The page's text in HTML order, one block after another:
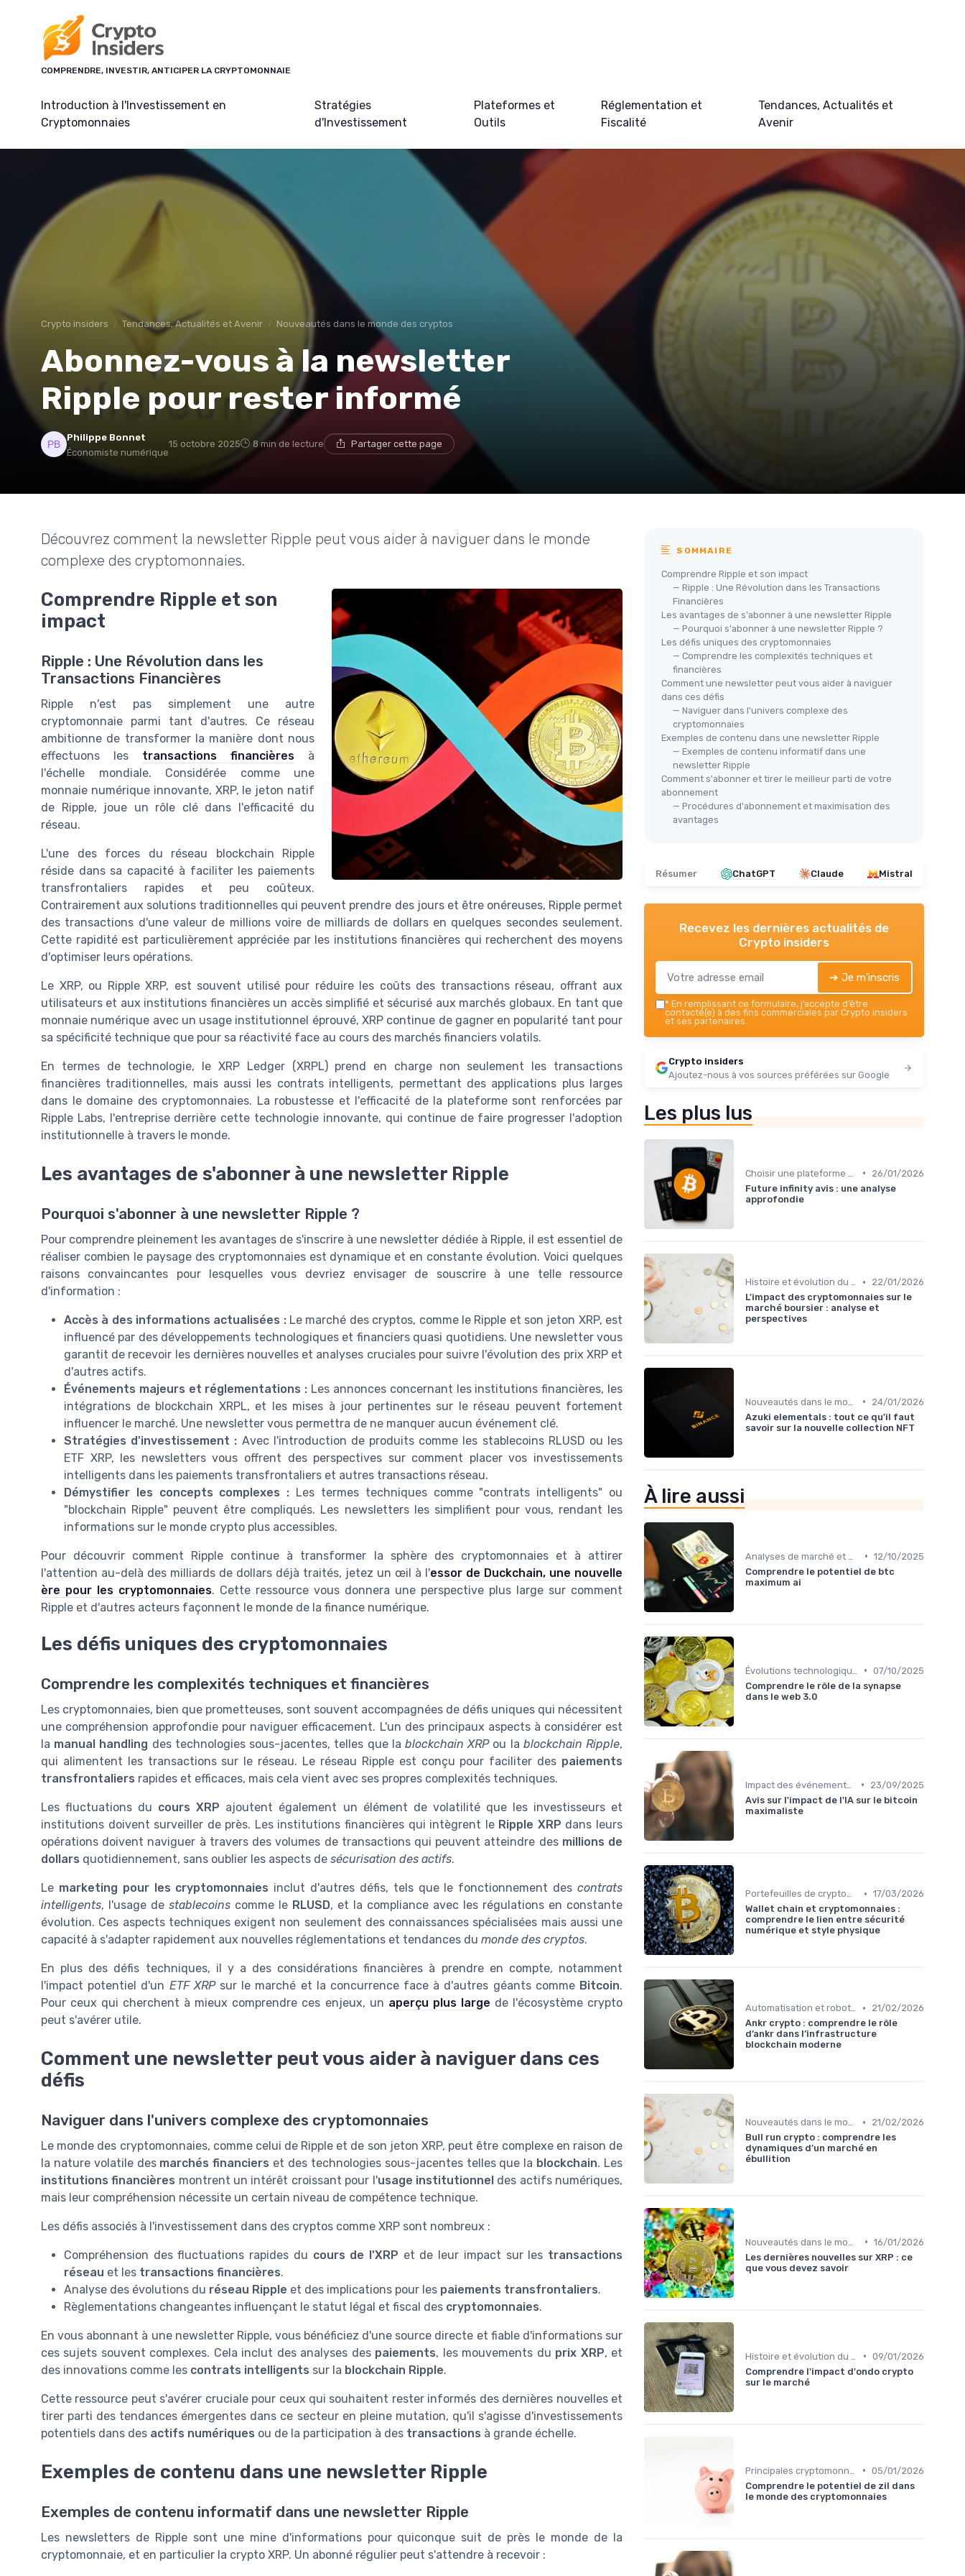
COMPRENDRE, INVESTIR, ANTICIPER LA CRYPTOMONNAIE
Introduction à l'Investissement en
Cryptomonnaies
Stratégies
d'Investissement
Plateformes et
Outils
Réglementation et
Fiscalité
Tendances, Actualités et
Avenir
Crypto insiders Tendances, Actualités et Avenir Nouveautés dans le monde des cryptos
Abonnez-vous à la newsletter
Ripple pour rester informé
Philippe Bonnet
Économiste numérique
15 octobre 2025 8 min de lecture Partager cette page
Découvrez comment la newsletter Ripple peut vous aider à naviguer dans le monde
complexe des cryptomonnaies.
Comprendre Ripple et son
impact
Ripple : Une Révolution dans les
Transactions Financières
Ripple n'est pas simplement une autre
cryptomonnaie parmi tant d'autres. Ce réseau
ambitionne de transformer la manière dont nous
effectuons les transactions financières à
l'échelle mondiale. Considérée comme une
monnaie numérique innovante, XRP, le jeton natif
de Ripple, joue un rôle clé dans l'efficacité du
réseau.
L'une des forces du réseau blockchain Ripple
réside dans sa capacité à faciliter les paiements
transfrontaliers rapides et peu coûteux.
Contrairement aux solutions traditionnelles qui peuvent prendre des jours et être onéreuses, Ripple permet
des transactions d'une valeur de millions voire de milliards de dollars en quelques secondes seulement.
Cette rapidité est particulièrement appréciée par les institutions financières qui recherchent des moyens
d'optimiser leurs opérations.
Le XRP, ou Ripple XRP, est souvent utilisé pour réduire les coûts des transactions réseau, offrant aux
utilisateurs et aux institutions financières un accès simplifié et sécurisé aux marchés globaux. En tant que
monnaie numérique avec un usage institutionnel éprouvé, XRP continue de gagner en popularité tant pour
sa spécificité technique que pour sa réactivité face au cours des marchés financiers volatils.
En termes de technologie, le XRP Ledger (XRPL) prend en charge non seulement les transactions
financières traditionnelles, mais aussi les contrats intelligents, permettant des applications plus larges
dans le domaine des cryptomonnaies. La robustesse et l'efficacité de la plateforme sont renforcées par
Ripple Labs, l'entreprise derrière cette technologie innovante, qui continue de faire progresser l'adoption
institutionnelle à travers le monde.
Les avantages de s'abonner à une newsletter Ripple
Pourquoi s'abonner à une newsletter Ripple ?
Pour comprendre pleinement les avantages de s'inscrire à une newsletter dédiée à Ripple, il est essentiel de
réaliser combien le paysage des cryptomonnaies est dynamique et en constante évolution. Voici quelques
raisons convaincantes pour lesquelles vous devriez envisager de souscrire à une telle ressource
d'information :
Accès à des informations actualisées :Le marché des cryptos, comme le Ripple et son jeton XRP, est
influencé par des développements technologiques et financiers quasi quotidiens. Une newsletter vous
garantit de recevoir les dernières nouvelles et analyses cruciales pour suivre l'évolution des prix XRP et
d'autres actifs.
Événements majeurs et réglementations : Les annonces concernant les institutions financières, les
intégrations de blockchain XRPL, et les mises à jour pertinentes sur le réseau peuvent fortement
influencer le marché. Une newsletter vous permettra de ne manquer aucun événement clé.
Stratégies d'investissement : Avec l'introduction de produits comme les stablecoins RLUSD ou les
ETF XRP, les newsletters vous offrent des perspectives sur comment placer vos investissements
intelligents dans les paiements transfrontaliers et autres transactions réseau.
Démystifier les concepts complexes : Les termes techniques comme "contrats intelligents" ou
"blockchain Ripple" peuvent être compliqués. Les newsletters les simplifient pour vous, rendant les
informations sur le monde crypto plus accessibles.
Pour découvrir comment Ripple continue à transformer la sphère des cryptomonnaies et à attirer
l'attention au-delà des milliards de dollars déjà traités, jetez un œil à l'essor de Duckchain, une nouvelle
ère pour les cryptomonnaies. Cette ressource vous donnera une perspective plus large sur comment
Ripple et d'autres acteurs façonnent le monde de la finance numérique.
Les défis uniques des cryptomonnaies
Comprendre les complexités techniques et financières
Les cryptomonnaies, bien que prometteuses, sont souvent accompagnées de défis uniques qui nécessitent
une compréhension approfondie pour naviguer efficacement. L'un des principaux aspects à considérer est
la manual handling des technologies sous-jacentes, telles que la blockchain XRPou la blockchain Ripple,
qui alimentent les transactions sur le réseau. Le réseau Ripple est conçu pour faciliter des paiements
transfrontaliers rapides et efficaces, mais cela vient avec ses propres complexités techniques.
Les fluctuations du cours XRP ajoutent également un élément de volatilité que les investisseurs et
institutions doivent surveiller de près. Les institutions financières qui intègrent le Ripple XRP dans leurs
opérations doivent naviguer à travers des volumes de transactions qui peuvent atteindre des millions de
dollars quotidiennement, sans oublier les aspects de sécurisation des actifs.
Le marketing pour les cryptomonnaies inclut d'autres défis, tels que le fonctionnement descontrats
intelligents, l'usage de stablecoins comme le RLUSD, et la compliance avec les régulations en constante
évolution. Ces aspects techniques exigent non seulement des connaissances spécialisées mais aussi une
capacité à s'adapter rapidement aux nouvelles réglementations et tendances du monde des cryptos.
En plus des défis techniques, il y a des considérations financières à prendre en compte, notamment
l'impact potentiel d'un ETF XRPsur le marché et la concurrence face à d'autres géants comme Bitcoin.
Pour ceux qui cherchent à mieux comprendre ces enjeux, un aperçu plus large de l'écosystème crypto
peut s'avérer utile.
Comment une newsletter peut vous aider à naviguer dans ces
défis
Naviguer dans l'univers complexe des cryptomonnaies
Le monde des cryptomonnaies, comme celui de Ripple et de son jeton XRP, peut être complexe en raison de
la nature volatile des marchés financiers et des technologies sous-jacentes telles que la blockchain. Les
institutions financières montrent un intérêt croissant pour l'usage institutionneldes actifs numériques,
mais leur compréhension nécessite un certain niveau de compétence technique.
Les défis associés à l'investissement dans des cryptos comme XRP sont nombreux :
Compréhension des fluctuations rapides du cours de l'XRP et de leur impact sur les transactions
réseau et les transactions financières.
Analyse des évolutions du réseau Ripple et des implications pour les paiements transfrontaliers.
Règlementations changeantes influençant le statut légal et fiscal des cryptomonnaies.
En vous abonnant à une newsletter Ripple, vous bénéficiez d'une source directe et fiable d'informations sur
ces sujets souvent complexes. Cela inclut des analyses des paiements, les mouvements du prix XRP, et
des innovations comme les contrats intelligents sur la blockchain Ripple.
Cette ressource peut s'avérer cruciale pour ceux qui souhaitent rester informés des dernières nouvelles et
tirer parti des tendances émergentes dans ce secteur en pleine mutation, qu'il s'agisse d'investissements
potentiels dans des actifs numériques ou de la participation à des transactions à grande échelle.
Exemples de contenu dans une newsletter Ripple
Exemples de contenu informatif dans une newsletter Ripple
Les newsletters de Ripple sont une mine d'informations pour quiconque suit de près le monde de la
cryptomonnaie, et en particulier la crypto XRP. Un abonné régulier peut s'attendre à recevoir :
SOMMAIRE
Comprendre Ripple et son impact
— Ripple : Une Révolution dans les Transactions
Financières
Les avantages de s'abonner à une newsletter Ripple
— Pourquoi s'abonner à une newsletter Ripple ?
Les défis uniques des cryptomonnaies
— Comprendre les complexités techniques et
financières
Comment une newsletter peut vous aider à naviguer
dans ces défis
— Naviguer dans l'univers complexe des
cryptomonnaies
Exemples de contenu dans une newsletter Ripple
— Exemples de contenu informatif dans une
newsletter Ripple
Comment s'abonner et tirer le meilleur parti de votre
abonnement
— Procédures d'abonnement et maximisation des
avantages
Résumer ChatGPT Claude Mistral
Recevez les dernières actualités de
Crypto insiders
➔ Je m'inscris
* En remplissant ce formulaire, j’accepte d’être
contacté(e) à des fins commerciales par Crypto insiders
et ses partenaires.
Crypto insiders
Ajoutez-nous à vos sources préférées sur Google
Les plus lus
•
26/01/2026
Future infinity avis : une analyse
approfondie
Histoire et évolution du marché des cryptos •
22/01/2026
L'impact des cryptomonnaies sur le
marché boursier : analyse et
perspectives
•
24/01/2026
Azuki elementals : tout ce qu'il faut
savoir sur la nouvelle collection NFT
À lire aussi
• 12/10/2025
Comprendre le potentiel de btc
maximum ai
• 07/10/2025
Comprendre le rôle de la synapse
dans le web 3.0
•
23/09/2025
Avis sur l'impact de l'IA sur le bitcoin
maximaliste
Portefeuilles de cryptomonnaies • 17/03/2026
Wallet chain et cryptomonnaies :
comprendre le lien entre sécurité
numérique et style physique
Automatisation et robots de trading •
21/02/2026
Ankr crypto : comprendre le rôle
d’ankr dans l’infrastructure
blockchain moderne
Nouveautés dans le monde des cryptos •
21/02/2026
Bull run crypto : comprendre les
dynamiques d’un marché en
ébullition
• 16/01/2026
Les dernières nouvelles sur XRP : ce
que vous devez savoir
• 09/01/2026
Comprendre l'impact d'ondo crypto
sur le marché
• 05/01/2026
Comprendre le potentiel de zil dans
le monde des cryptomonnaies